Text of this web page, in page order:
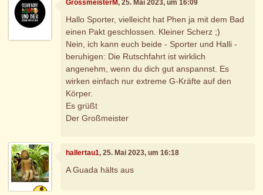
GrossmeisterM, 25. Mai 2023, um 16:09
Hallo Sporter, vielleicht hat Phen ja mit dem Bad
einen Pakt geschlossen. Kleiner Scherz ;)
Nein, ich kann euch beide - Sporter und Halli -
beruhigen: Die Rutschfahrt ist wirklich
angenehm, wenn du dich gut anspannst. Es
wirken einfach nur extreme G-Kräfte auf den
Körper.
Es grüßt
Der Großmeister
hallertau1, 25. Mai 2023, um 16:18
A Guada hälts aus